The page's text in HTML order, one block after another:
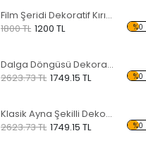
Film Şeridi Dekoratif Kırılmaz Ayna
1800 TL 1200 TL %0
Dalga Döngüsü Dekoratif Kırılmaz Ayna
2623.73 TL 1749.15 TL %0
Klasik Ayna Şekilli Dekoratif Kırılmaz Ayna
2623.73 TL 1749.15 TL %0